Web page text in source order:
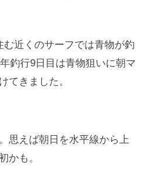
む近くのサーフでは青物が釣
釣行9日目は青物狙いに朝マ
てきました。
思えば朝日を水平線から上
かも。